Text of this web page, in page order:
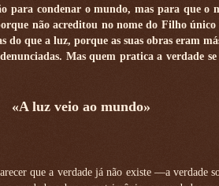
para condenar o mundo, mas para que o
não acreditou no nome do Filho
do que a luz, porque as suas obras eram
Mas quem pratica a verdade
«A luz veio ao mundo»
que a verdade já não existe —a verdade